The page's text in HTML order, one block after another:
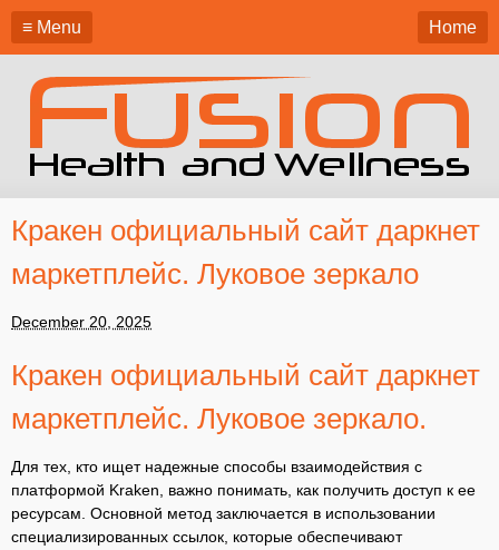
≡ Menu Home
Кракен официальный сайт даркнет
маркетплейс. Луковое зеркало
December 20, 2025
Кракен официальный сайт даркнет
маркетплейс. Луковое зеркало.
Для тех, кто ищет надежные способы взаимодействия с
платформой Kraken, важно понимать, как получить доступ к ее
ресурсам. Основной метод заключается в использовании
специализированных ссылок, которые обеспечивают